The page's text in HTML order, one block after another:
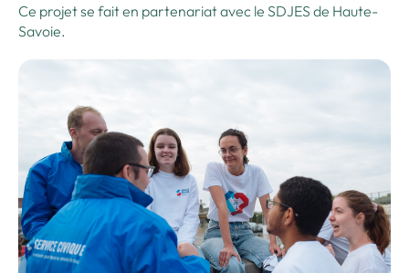
Ce projet se fait en partenariat avec le SDJES de Haute-
Savoie.